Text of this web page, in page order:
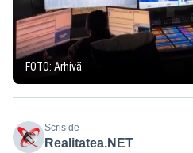
FOTO: Arhivă
Scris de
Realitatea.NET